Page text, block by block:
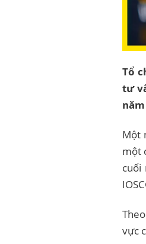
Tổ
tư
Một
một
cuối
vực